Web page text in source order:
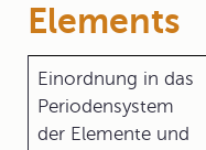
Elements
Einordnung in das
Periodensystem
der Elemente und